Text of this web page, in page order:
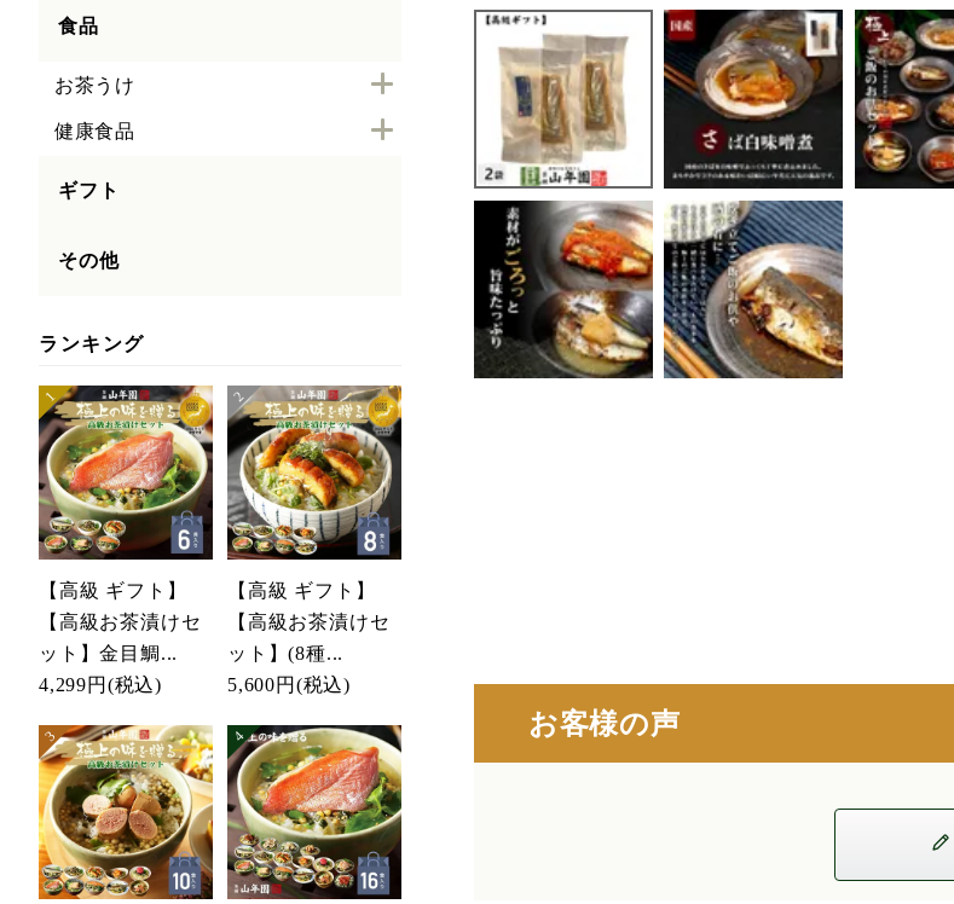
食品
お茶うけ
健康食品
ギフト
その他
ランキング
【高級 ギフト】
【高級お茶漬けセ
ット】金目鯛...
4,299円 (税込)
【高級 ギフト】
【高級お茶漬けセ
ット】(8種...
5,600円 (税込)
お客様の声